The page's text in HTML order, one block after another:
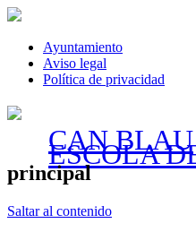
Ayuntamiento
Aviso legal
Política de privacidad
CAN BLAU
ESCOLA
principal
Saltar al contenido